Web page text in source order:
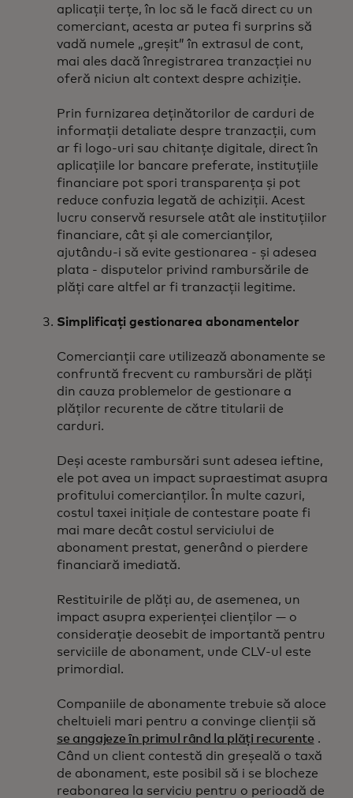
aplicații terțe, în loc să le facă direct cu un
comerciant, acesta ar putea fi surprins să
vadă numele „greșit” în extrasul de cont,
mai ales dacă înregistrarea tranzacției nu
oferă niciun alt context despre achiziție.
Prin furnizarea deținătorilor de carduri de
informații detaliate despre tranzacții, cum
ar fi logo-uri sau chitanțe digitale, direct în
aplicațiile lor bancare preferate, instituțiile
financiare pot spori transparența și pot
reduce confuzia legată de achiziții. Acest
lucru conservă resursele atât ale instituțiilor
financiare, cât și ale comercianților,
ajutându-i să evite gestionarea - și adesea
plata - disputelor privind rambursările de
plăți care altfel ar fi tranzacții legitime.
Simplificați gestionarea abonamentelor
Comercianții care utilizează abonamente se
confruntă frecvent cu rambursări de plăți
din cauza problemelor de gestionare a
plăților recurente de către titularii de
carduri.
Deși aceste rambursări sunt adesea ieftine,
ele pot avea un impact supraestimat asupra
profitului comercianților. În multe cazuri,
costul taxei inițiale de contestare poate fi
mai mare decât costul serviciului de
abonament prestat, generând o pierdere
financiară imediată.
Restituirile de plăți au, de asemenea, un
impact asupra experienței clienților — o
considerație deosebit de importantă pentru
serviciile de abonament, unde CLV-ul este
primordial.
Companiile de abonamente trebuie să aloce
cheltuieli mari pentru a convinge clienții să
se angajeze în primul rând la plăți recurente .
Când un client contestă din greșeală o taxă
de abonament, este posibil să i se blocheze
reabonarea la serviciu pentru o perioadă de